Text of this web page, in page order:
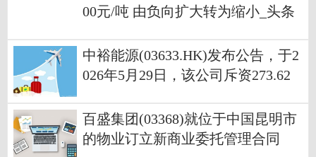
00元/吨 由负向扩大转为缩小_头条
中裕能源(03633.HK)发布公告，于2
026年5月29日，该公司斥资273.62
百盛集团(03368)就位于中国昆明市
的物业订立新商业委托管理合同